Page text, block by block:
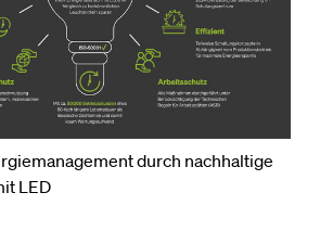
durch nachhaltige
LED